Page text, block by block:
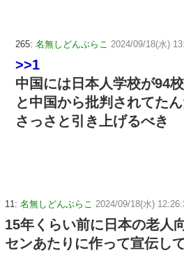
265: 名無しどんぶらこ 2024/09/18(水)
>>1
中国には日本人学校が94
と中国から批判されてた
さっさと引き上げるべき
11: 名無しどんぶらこ 2024/09/18(水)
15年くらい前に日本の老人
センあたりに作って宣伝し